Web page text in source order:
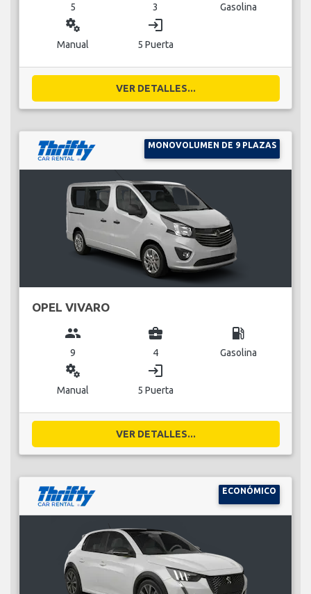
5 3 Gasolina
miscellaneous_services
Manual
login
5 Puerta
VER DETALLES...
MONOVOLUMEN DE 9 PLAZAS
OPEL VIVARO
group
9
business_center
4
local_gas_station
Gasolina
miscellaneous_services
Manual
login
5 Puerta
VER DETALLES...
ECONÓMICO